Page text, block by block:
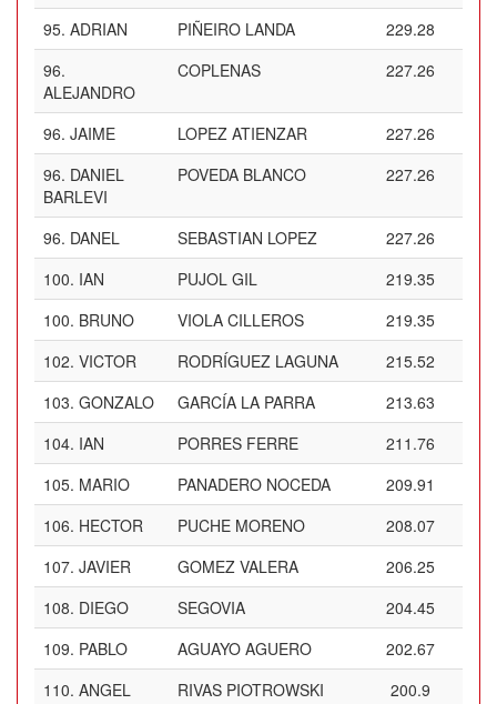
95. ADRIAN PIÑEIRO LANDA
229.28
96.
ALEJANDRO
COPLENAS 227.26
96. JAIME LOPEZ ATIENZAR
227.26
96. DANIEL
BARLEVI
POVEDA BLANCO 227.26
96. DANEL SEBASTIAN LOPEZ
227.26
100. IAN PUJOL GIL
219.35
100. BRUNO VIOLA CILLEROS
219.35
102. VICTOR RODRÍGUEZ LAGUNA
215.52
103. GONZALO GARCÍA LA PARRA
213.63
104. IAN PORRES FERRE
211.76
105. MARIO PANADERO NOCEDA
209.91
106. HECTOR PUCHE MORENO
208.07
107. JAVIER GOMEZ VALERA
206.25
108. DIEGO SEGOVIA
204.45
109. PABLO AGUAYO AGUERO
202.67
110. ANGEL
RIVAS PIOTROWSKI 200.9